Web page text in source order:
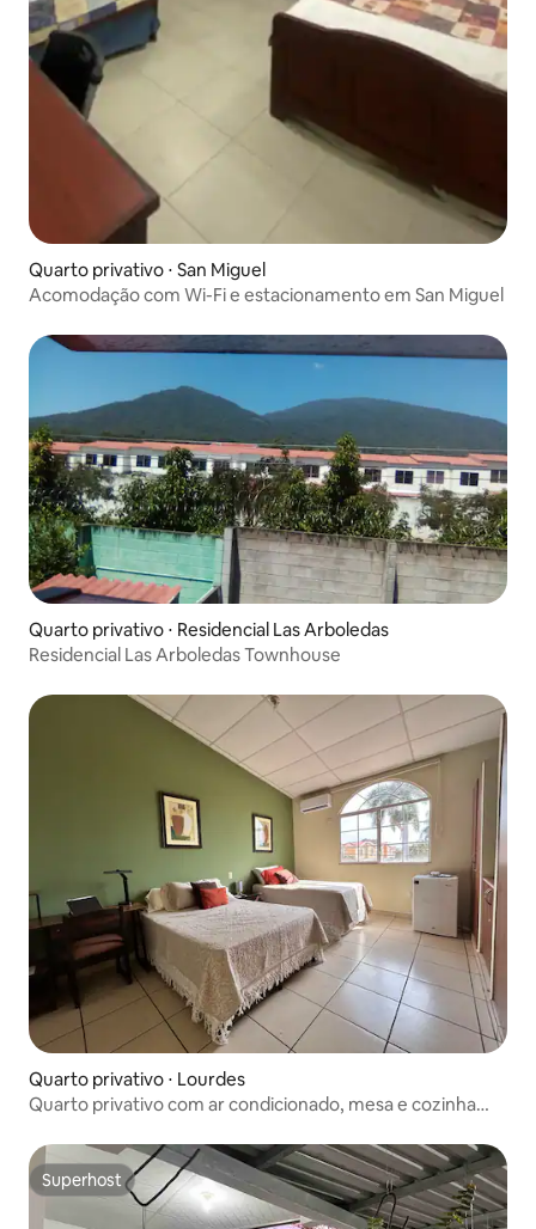
Quarto privativo ⋅ San Miguel
Acomodação com Wi-Fi e estacionamento em San Miguel
Quarto privativo ⋅ Residencial Las Arboledas
Residencial Las Arboledas Townhouse
Quarto privativo ⋅ Lourdes
Quarto privativo com ar condicionado, mesa e cozinha
Superhost
Superhost